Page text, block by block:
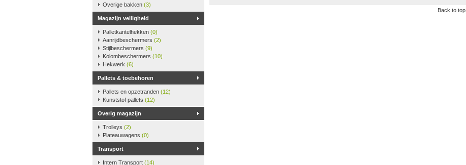
Overige bakken (3)
Magazijn veiligheid
Palletkantelhekken (0)
Aanrijdbeschermers (2)
Stijlbeschermers (9)
Kolombeschermers (10)
Hekwerk (6)
Pallets & toebehoren
Pallets en opzetranden (12)
Kunststof pallets (12)
Overig magazijn
Trolleys (2)
Plateauwagens (0)
Transport
Intern Transport (14)
Back to top